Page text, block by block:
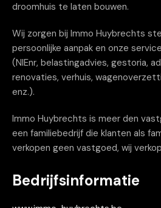
droomhuis te laten bouwen.
Wij zorgen bij Immo Huybrechts
persoonlijke aanpak en onze
(NIEnr, belastingadvies, gestoria,
renovaties, verhuis,
enz.).
Immo Huybrechts is meer den
een familiebedrijf die klanten als
verkopen geen vastgoed, wij
Bedrijfsinformatie